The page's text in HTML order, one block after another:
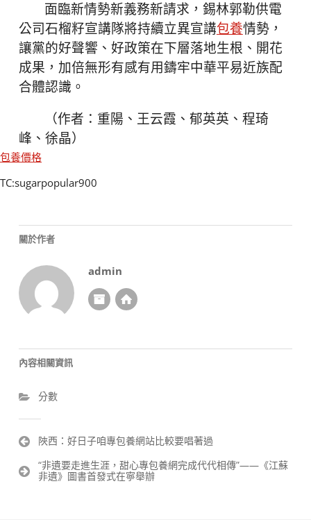
面臨新情勢新義務新請求，錫林郭勒供電
公司石榴籽宣講隊將持續立異宣講包養情勢，
讓黨的好聲響、好政策在下層落地生根、開花
成果，加倍無形有感有用鑄牢中華平易近族配
合體認識。
（作者：重陽、王云霞、郁英英、程琦
峰、徐晶）
包養價格
TC:sugarpopular900
關於作者
admin
內容相關資訊
分數
文
導
陜西：好日子咱專包養網站比較要唱著過
“非遺要走進生涯，甜心專包養網完成代代相傳”——《江蘇
非遺》圖書首發式在寧舉辦